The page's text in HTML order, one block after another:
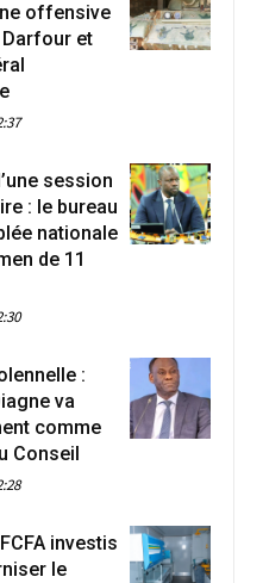
offensive
Darfour et
session
: le bureau
nationale
de 11
:
va
comme
Conseil
investis
le